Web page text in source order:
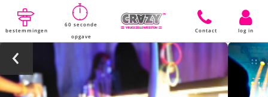
bestemmingen
60 seconde
opgave
Contact log in